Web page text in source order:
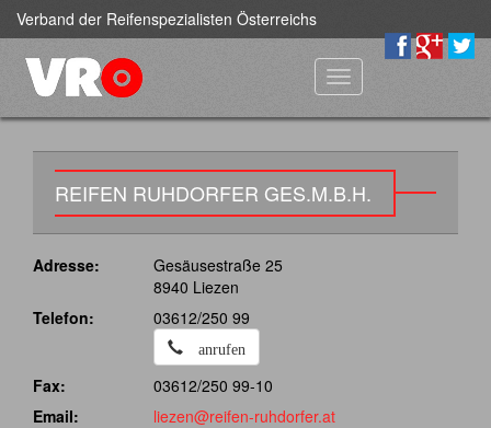
Verband der Reifenspezialisten Österreichs
Toggle
navigation
REIFEN RUHDORFER GES.M.B.H.
Adresse:
Gesäusestraße 25
8940 Liezen
Telefon:
03612/250 99
anrufen
Fax:
03612/250 99-10
Email:
liezen@reifen-ruhdorfer.at